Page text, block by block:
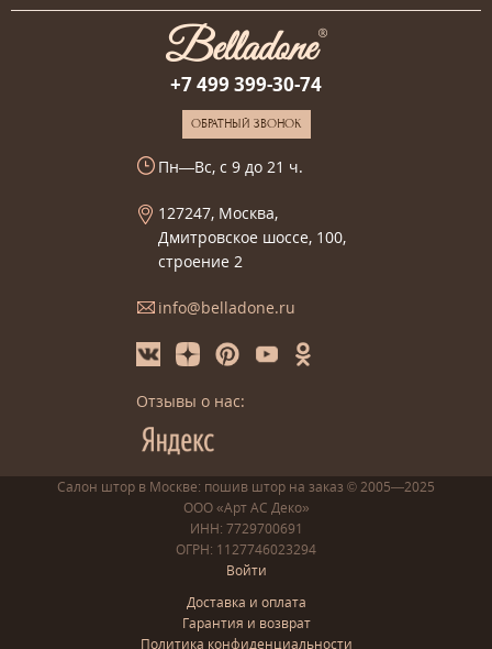
+7 499 399-30-74
ОБРАТНЫЙ ЗВОНОК
Пн—Вс, с 9 до 21 ч.
127247, Москва,
Дмитровское шоссе, 100,
строение 2
info@belladone.ru
Отзывы о нас:
Салон штор в Москве: пошив штор на заказ © 2005—2025
ООО «Арт АС Деко»
ИНН: 7729700691
ОГРН: 1127746023294
Войти
Доставка и оплата
Гарантия и возврат
Политика конфиденциальности